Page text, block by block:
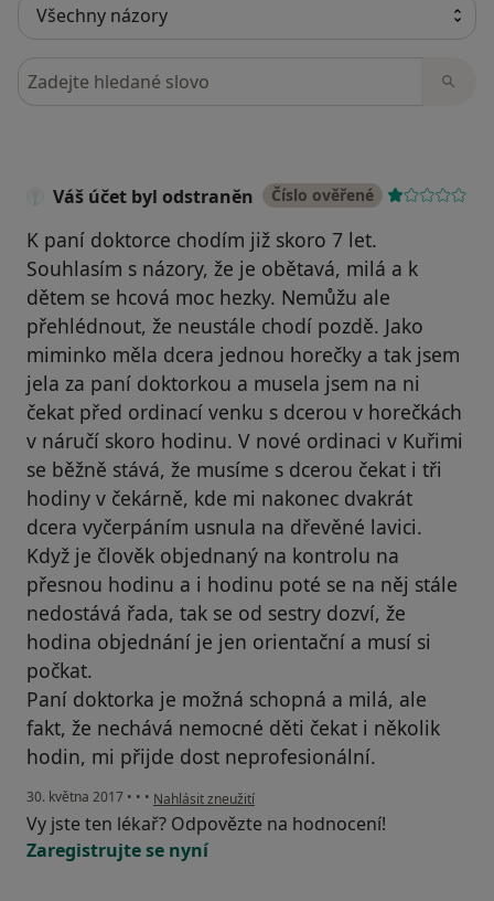
Hledejte v názorech
Váš účet byl odstraněn Číslo ověřené
K paní doktorce chodím již skoro 7 let.
Souhlasím s názory, že je obětavá, milá a k
dětem se hcová moc hezky. Nemůžu ale
přehlédnout, že neustále chodí pozdě. Jako
miminko měla dcera jednou horečky a tak jsem
jela za paní doktorkou a musela jsem na ni
čekat před ordinací venku s dcerou v horečkách
v náručí skoro hodinu. V nové ordinaci v Kuřimi
se běžně stává, že musíme s dcerou čekat i tři
hodiny v čekárně, kde mi nakonec dvakrát
dcera vyčerpáním usnula na dřevěné lavici.
Když je člověk objednaný na kontrolu na
přesnou hodinu a i hodinu poté se na něj stále
nedostává řada, tak se od sestry dozví, že
hodina objednání je jen orientační a musí si
počkat.
Paní doktorka je možná schopná a milá, ale
fakt, že nechává nemocné děti čekat i několik
hodin, mi přijde dost neprofesionální.
30. května 2017 • • • podle názoru uživatele Váš účet byl odstraněn
Nahlásit zneužití
Vy jste ten lékař? Odpovězte na hodnocení!
Zaregistrujte se nyní